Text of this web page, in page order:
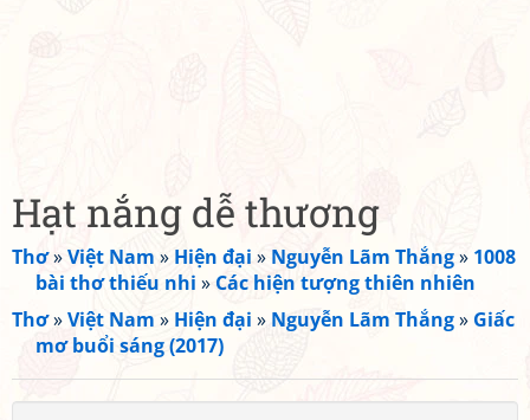
Hạt nắng dễ thương
Thơ»Việt Nam » Hiện đại » Nguyễn Lãm Thắng» 1008
bài thơ thiếu nhi » Các hiện tượng thiên nhiên
Thơ»Việt Nam » Hiện đại » Nguyễn Lãm Thắng» Giấc
mơ buổi sáng (2017)